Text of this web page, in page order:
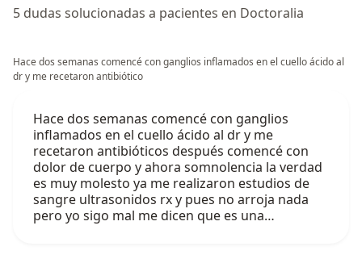
5 dudas solucionadas a pacientes en Doctoralia
Hace dos semanas comencé con ganglios inflamados en el cuello ácido al
dr y me recetaron antibiótico
Hace dos semanas comencé con ganglios
inflamados en el cuello ácido al dr y me
recetaron antibióticos después comencé con
dolor de cuerpo y ahora somnolencia la verdad
es muy molesto ya me realizaron estudios de
sangre ultrasonidos rx y pues no arroja nada
pero yo sigo mal me dicen que es una…